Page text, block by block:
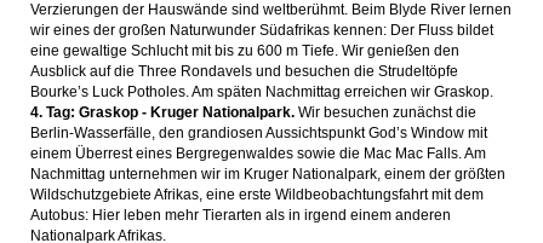
Verzierungen der Hauswände sind weltberühmt. Beim Blyde River lernen
wir eines der großen Naturwunder Südafrikas kennen: Der Fluss bildet
eine gewaltige Schlucht mit bis zu 600 m Tiefe. Wir genießen den
Ausblick auf die Three Rondavels und besuchen die Strudeltöpfe
Bourke’s Luck Potholes. Am späten Nachmittag erreichen wir Graskop.
4. Tag: Graskop - Kruger Nationalpark. Wir besuchen zunächst die
Berlin-Wasserfälle, den grandiosen Aussichtspunkt God’s Window mit
einem Überrest eines Bergregenwaldes sowie die Mac Mac Falls. Am
Nachmittag unternehmen wir im Kruger Nationalpark, einem der größten
Wildschutzgebiete Afrikas, eine erste Wildbeobachtungsfahrt mit dem
Autobus: Hier leben mehr Tierarten als in irgend einem anderen
Nationalpark Afrikas.